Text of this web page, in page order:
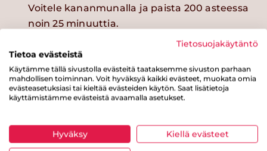
Voitele kananmunalla ja paista 200 asteessa
noin 25 minuuttia.
Muunnos
Korvaa jauheliha ohjeen mukaan valmistetulla
Tietosuojakäytäntö
Tietoa evästeistä
Käytämme tällä sivustolla evästeitä taataksemme sivuston parhaan
mahdollisen toiminnan. Voit hyväksyä kaikki evästeet, muokata omia
evästeasetuksiasi tai kieltää evästeiden käytön. Saat lisätietoja
käyttämistämme evästeistä avaamalla asetukset.
Hyväksy Kiellä evästeet